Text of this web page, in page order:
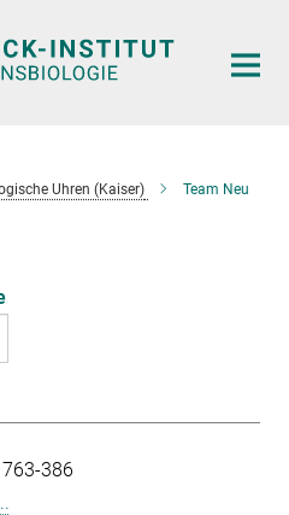
Uhren (Kaiser) Team Neu
386